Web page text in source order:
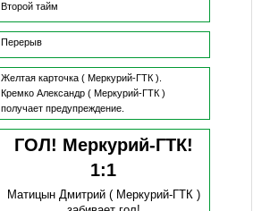
Второй тайм
Перерыв
Желтая карточка ( Меркурий-ГТК ).
Кремко Александр( Меркурий-ГТК )
получает предупреждение.
ГОЛ! Меркурий-ГТК!
1:1
Матицын Дмитрий( Меркурий-ГТК )